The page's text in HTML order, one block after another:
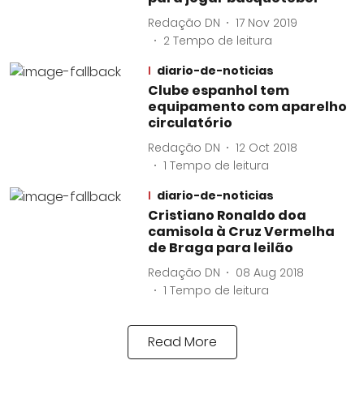
Redação DN
17 Nov 2019
2 Tempo de leitura
diario-de-noticias
Clube espanhol tem
equipamento com aparelho
circulatório
Redação DN
12 Oct 2018
1 Tempo de leitura
diario-de-noticias
Cristiano Ronaldo doa
camisola à Cruz Vermelha
de Braga para leilão
Redação DN
08 Aug 2018
1 Tempo de leitura
Read More